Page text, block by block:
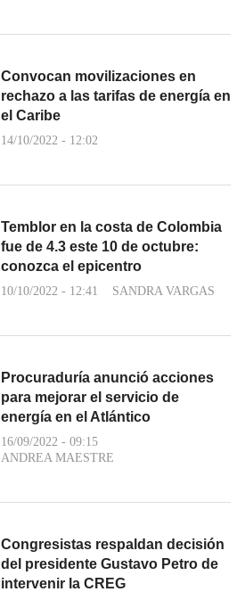
Convocan movilizaciones en
rechazo a las tarifas de energía en
el Caribe
14/10/2022 - 12:02
Temblor en la costa de Colombia
fue de 4.3 este 10 de octubre:
conozca el epicentro
10/10/2022 - 12:41 SANDRA VARGAS
Procuraduría anunció acciones
para mejorar el servicio de
energía en el Atlántico
16/09/2022 - 09:15
ANDREA MAESTRE
Congresistas respaldan decisión
del presidente Gustavo Petro de
intervenir la CREG